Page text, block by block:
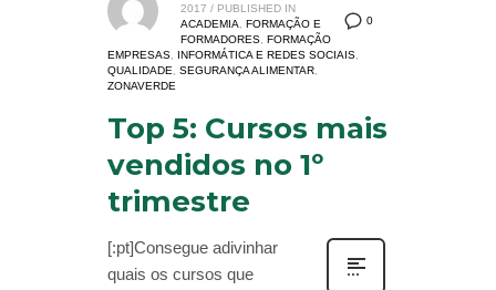
0
2017 / PUBLISHED IN
ACADEMIA
,FORMAÇÃO E
FORMADORES ,FORMAÇÃO
EMPRESAS
INFORMÁTICA E REDES SOCIAIS
QUALIDADE
,SEGURANÇA ALIMENTAR
ZONAVERDE
Top 5: Cursos mais
vendidos no 1º
trimestre
[:pt]Consegue adivinhar
quais os cursos que